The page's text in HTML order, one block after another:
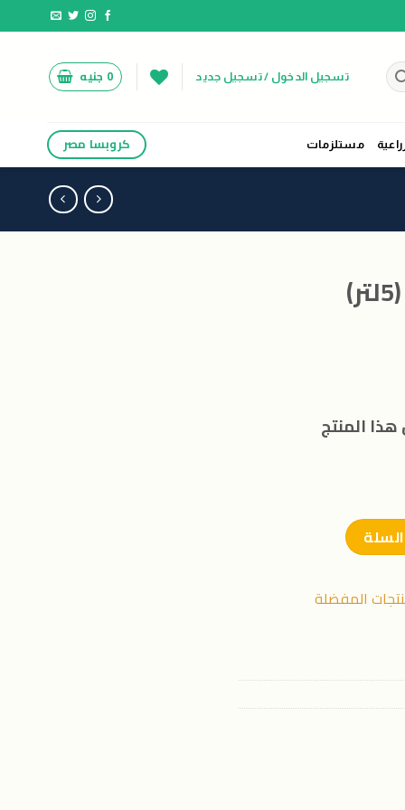
تسجيل الدخول / تسجيل جديد 0 جنيه
مستلزمات كروبسا مصر
المنتج
المفضلة